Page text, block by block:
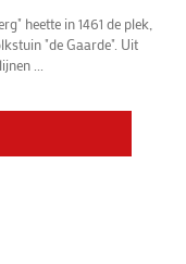
heette in 1461 de plek,
"de Gaarde". Uit
...